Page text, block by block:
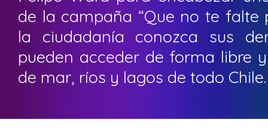
de la campaña “Que no te falte
la ciudadanía conozca sus
pueden acceder de forma libre
de mar, ríos y lagos de todo Chile.